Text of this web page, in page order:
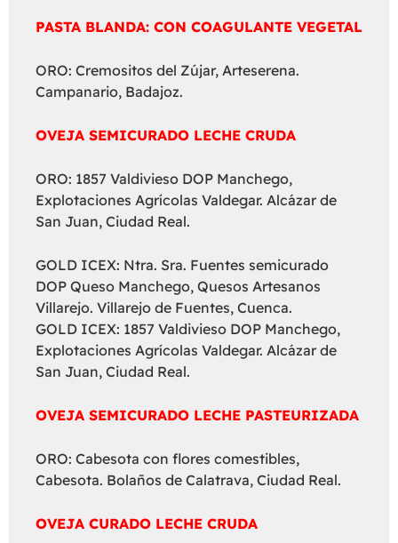
PASTA BLANDA: CON COAGULANTE VEGETAL
ORO: Cremositos del Zújar, Arteserena.
Campanario, Badajoz.
OVEJA SEMICURADO LECHE CRUDA
ORO: 1857 Valdivieso DOP Manchego,
Explotaciones Agrícolas Valdegar. Alcázar de
San Juan, Ciudad Real.
GOLD ICEX: Ntra. Sra. Fuentes semicurado
DOP Queso Manchego, Quesos Artesanos
Villarejo. Villarejo de Fuentes, Cuenca.
GOLD ICEX: 1857 Valdivieso DOP Manchego,
Explotaciones Agrícolas Valdegar. Alcázar de
San Juan, Ciudad Real.
OVEJA SEMICURADO LECHE PASTEURIZADA
ORO: Cabesota con flores comestibles,
Cabesota. Bolaños de Calatrava, Ciudad Real.
OVEJA CURADO LECHE CRUDA